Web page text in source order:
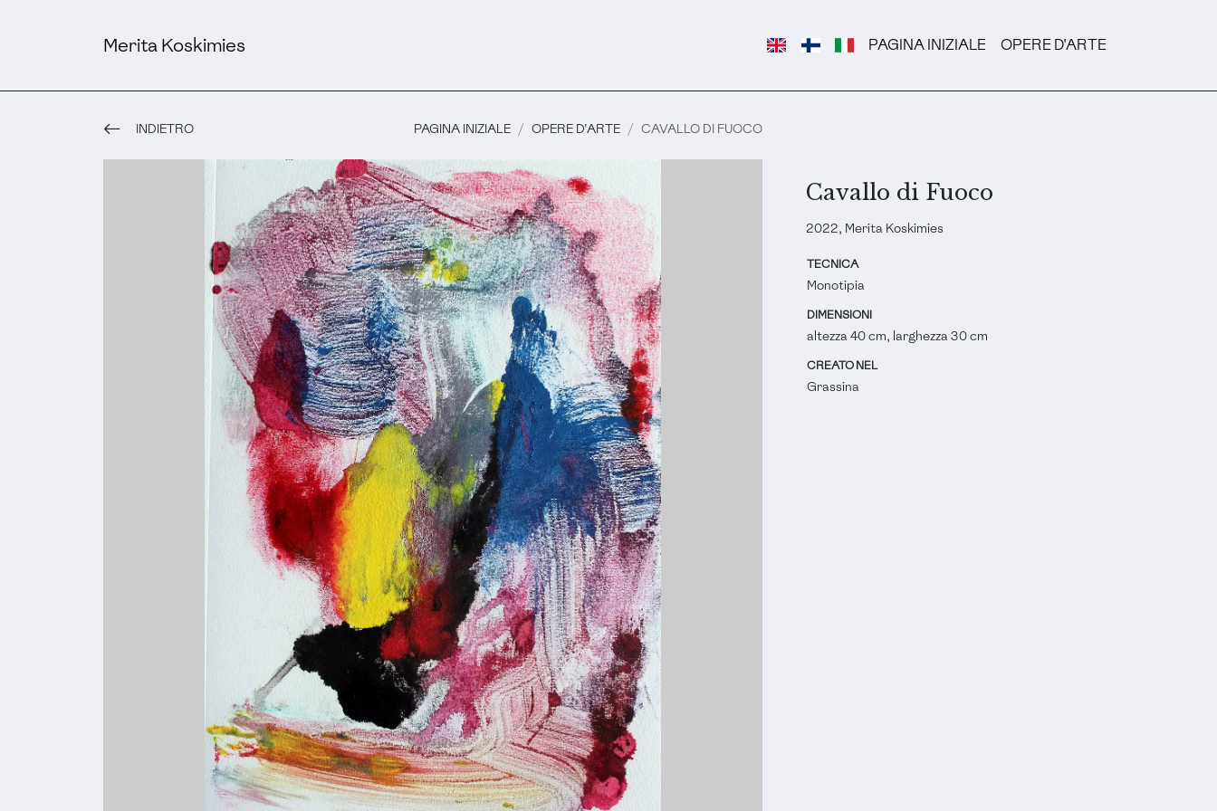
Merita Koskimies PAGINA INIZIALE OPERE D'ARTE
INDIETRO PAGINA INIZIALE OPERE D'ARTE CAVALLO DI FUOCO
Cavallo di Fuoco
2022, Merita Koskimies
TECNICA
Monotipia
DIMENSIONI
altezza 40 cm, larghezza 30 cm
CREATO NEL
Grassina